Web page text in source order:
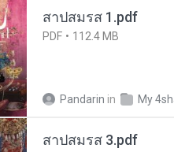
สาปสมรส 1.pdf
PDF 112.4 MB
Pandarin in My
สาปสมรส 3.pdf